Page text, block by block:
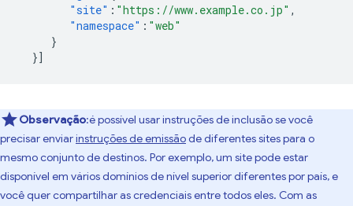
"site" : "https://www.example.co.jp" ,
"namespace" : "web"
}
}]
Observação:é possível usar instruções de inclusão se você
precisar enviarinstruções de emissãode diferentes sites para o
mesmo conjunto de destinos. Por exemplo, um site pode estar
disponível em vários domínios de nível superior diferentes por país, e
você quer compartilhar as credenciais entre todos eles. Com as